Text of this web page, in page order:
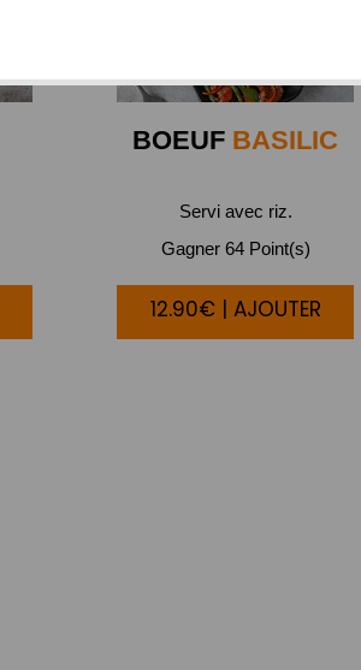
BOEUF BASILIC
Servi avec riz.
Gagner 64 Point(s)
12.90€ | AJOUTER